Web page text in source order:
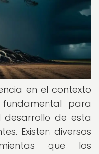
en el contexto
para
de esta
Existen diversos
que los